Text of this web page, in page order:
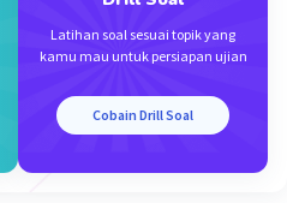
Latihan soal sesuai topik yang
kamu mau untuk persiapan ujian
Cobain Drill Soal